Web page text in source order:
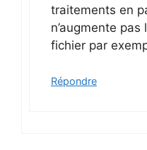
traitements en
n’augmente
fichier par
Répondre